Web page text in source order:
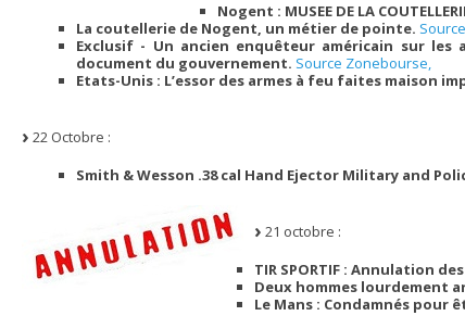
Nogent : MUSEE DE LA
La coutellerie de Nogent, un métier de pointe.
Exclusif - Un ancien enquêteur américain sur
document du gouvernement. Source Zonebourse,
Etats-Unis : L’essor des armes à feu faites maison
22 Octobre :
Smith & Wesson .38 cal Hand Ejector Military and
21 octobre :
TIR SPORTIF : Annulation
Deux hommes lourdement
Le Mans : Condamnés pour